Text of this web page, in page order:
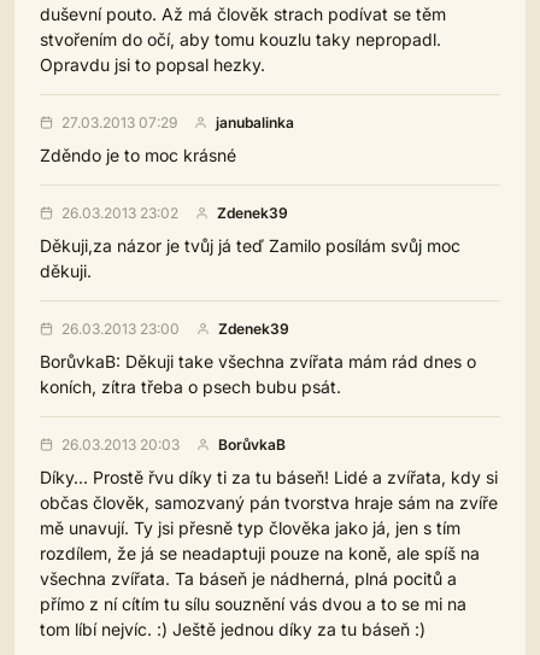
duševní pouto. Až má člověk strach podívat se těm
stvořením do očí, aby tomu kouzlu taky nepropadl.
Opravdu jsi to popsal hezky.
27.03.2013 07:29 janubalinka
Zděndo je to moc krásné
26.03.2013 23:02 Zdenek39
Děkuji,za názor je tvůj já teď Zamilo posílám svůj moc
děkuji.
26.03.2013 23:00 Zdenek39
BorůvkaB: Děkuji take všechna zvířata mám rád dnes o
koních, zítra třeba o psech bubu psát.
26.03.2013 20:03 BorůvkaB
Díky... Prostě řvu díky ti za tu báseň! Lidé a zvířata, kdy si
občas člověk, samozvaný pán tvorstva hraje sám na zvíře
mě unavují. Ty jsi přesně typ člověka jako já, jen s tím
rozdílem, že já se neadaptuji pouze na koně, ale spíš na
všechna zvířata. Ta báseň je nádherná, plná pocitů a
přímo z ní cítím tu sílu souznění vás dvou a to se mi na
tom líbí nejvíc. :) Ještě jednou díky za tu báseň :)